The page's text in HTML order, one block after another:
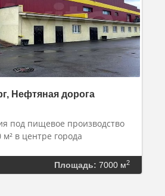
Нефтяная дорога
под пищевое производство
м² в центре города
Площадь: 7000 м2